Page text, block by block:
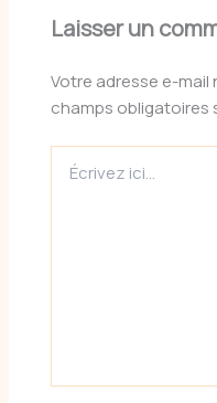
Laisser un
Votre adresse e-mail
champs obligatoires
ici…